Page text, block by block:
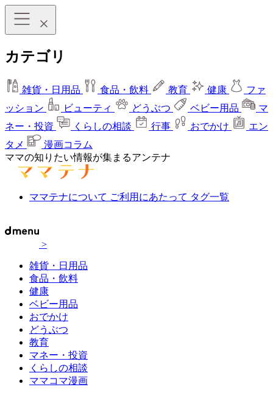
カテゴリ
雑貨・日用品 食品・飲料 教育 健康
ファ
ッション
ビューティ どうぶつ ベビー用品
マ
ネー・投資
くらしの相談 行事 おでかけ
エン
タメ
漫画コラム
ママの知りたい情報が集まるアンテナ
ママテナについて ご利用にあたって タグ一覧
>
雑貨・日用品
食品・飲料
健康
ベビー用品
おでかけ
どうぶつ
教育
マネー・投資
くらしの相談
ママコマ漫画